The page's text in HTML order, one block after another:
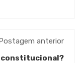
anterior
constitucional?